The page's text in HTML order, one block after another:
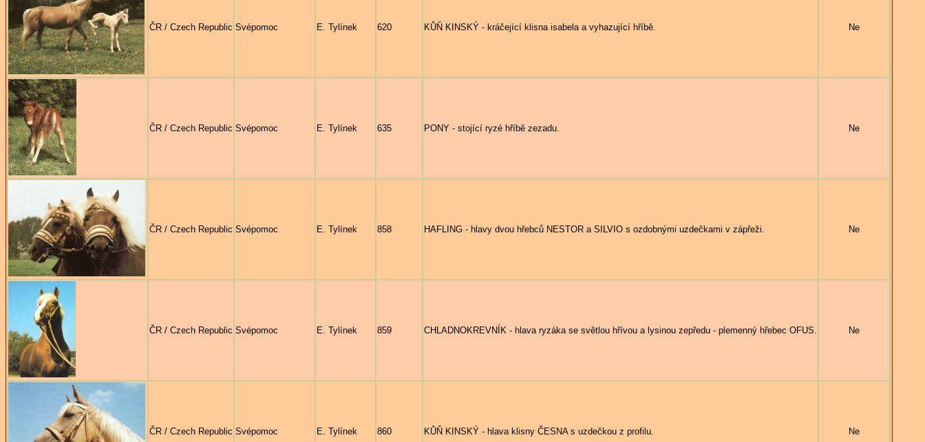
ČR / Czech Republic Svépomoc E. Tylínek 620 KŮŇ KINSKÝ - kráčející klisna isabela a vyhazující hříbě. Ne
ČR / Czech Republic Svépomoc E. Tylínek 635 PONY - stojící ryzé hříbě zezadu. Ne
ČR / Czech Republic Svépomoc E. Tylínek 858 HAFLING - hlavy dvou hřebců NESTOR a SILVIO s ozdobnými uzdečkami v zápřeži. Ne
ČR / Czech Republic Svépomoc E. Tylínek 859 CHLADNOKREVNÍK - hlava ryzáka se světlou hřívou a lysinou zepředu - plemenný hřebec OFUS. Ne
ČR / Czech Republic Svépomoc E. Tylínek 860 KŮŇ KINSKÝ - hlava klisny ČESNA s uzdečkou z profilu. Ne